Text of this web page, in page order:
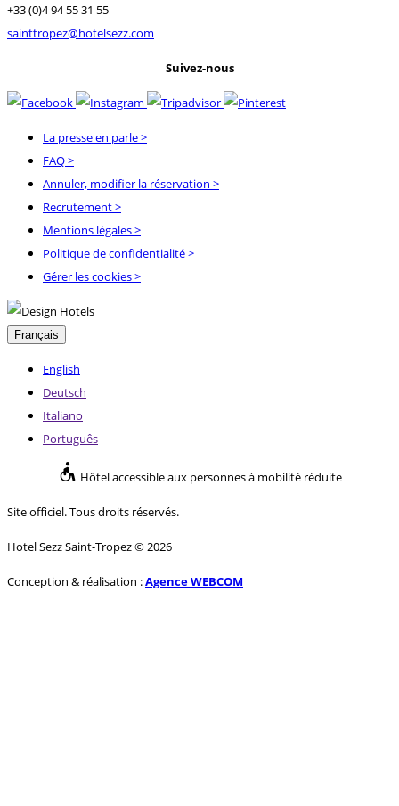
+33 (0)4 94 55 31 55
sainttropez@hotelsezz.com
Suivez-nous
La presse en parle>
FAQ>
Annuler, modifier la réservation >
Recrutement>
Mentions légales>
Politique de confidentialité>
Gérer les cookies >
Français
English
Deutsch
Italiano
Português
Hôtel accessible aux personnes à mobilité réduite
Site officiel. Tous droits réservés.
Hotel Sezz Saint-Tropez © 2026
Conception & réalisation :Agence WEBCOM